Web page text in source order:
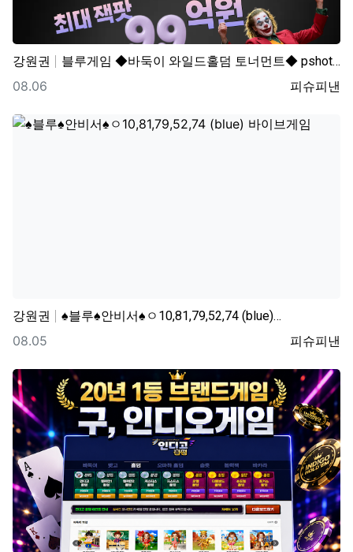
강원권 블루게임 ◆바둑이 와일드홀덤 토너먼트◆ pshotgam…
등록자
피슈피낸
등록일
08.06
강원권 ♠블루♠안비서♠ㅇ10,81,79,52,74 (blue)…
등록자
피슈피낸
등록일
08.05